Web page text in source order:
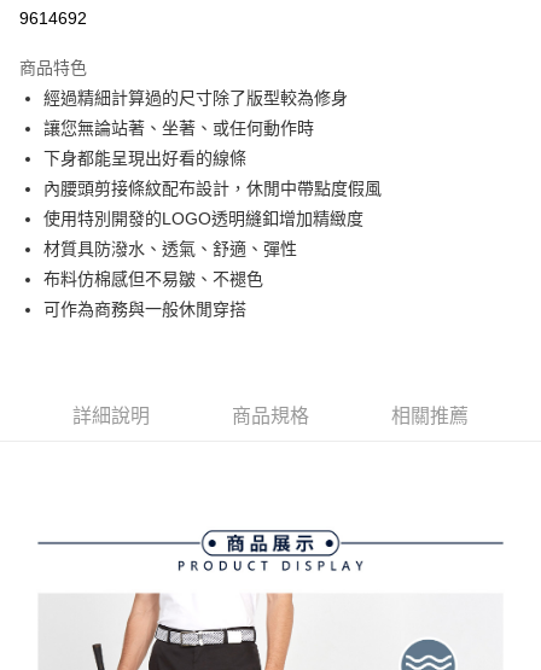
悠遊付
大哥付你分期
相關說明
【大哥付你分期使用說明】
1.本服務由台灣大哥大提供，台灣大哥大用戶可立即使用無須另外申請。
2.付款方式選擇「大哥付你分期」，訂單成立後會自動跳轉到大哥付的交易
流程，驗證手機門號後，選擇欲分期的期數、繳款截止日，確認付款後即完
成交易。
3.實際核准額度、可分期數及費用金額請依後續交易確認頁面所載為準。
4.訂單成立30分鐘內，如未前往確認交易或遇審核未通過，訂單將自動取
醒簡訊。
1.本服務係由「台灣大哥大股份有限公司」（以下簡稱本公司）所提供，讓
用戶於交易時，得透過本服務購買商品或服務，並由商店將買賣／分期付款
買賣價金債權讓與本公司後，依約使用本公司帳單繳交帳款。
2.基於同意付款使用「大哥付你分期」之契約關係目的，商店將以您的個人
資料（包含姓名、電話或地址）提供予台灣大哥大進項蒐集、處理及利用，
由本公司與您本人進行分期帳單所需資料之確認、核對及更正。
3.完整用戶服務條款，請詳閱以下連結： https://oppay.tw/userRule
AFTEE先享後付
相關說明
【關於「AFTEE先享後付」】
AFTEE先享後付是「在收到商品之後才付款」的支付方式。 讓您購物簡單
便利好安心！
１．簡單：不需註冊會員、不需綁卡、不需儲值。
【「AFTEE先享後付」結帳流程】
１．於結帳方式選擇「AFTEE先享後付」後，將跳轉至「AFTEE先享後付」
※ 請注意：結帳手續完成當下不需立刻繳費，但若您需要取消訂單，請聯絡
購買商品的店家。未經商家同意取消之訂單仍視為有效，需透過AFTEE先享
※ 交易是否成功請以「AFTEE先享後付 」之結帳頁面顯示為準，若有關於
是否繳費成功／繳費後需取消欲退款等相關疑問，請聯繫「AFTEE先享後付
客戶支援中心」
https://netprotections.freshdesk.com/support/home
ATM付款
付款後萊爾富取貨
9614692
商品特色
經過精細計算過的尺寸除了版型較為修身
讓您無論站著、坐著、或任何動作時
下身都能呈現出好看的線條
內腰頭剪接條紋配布設計，休閒中帶點度假風
使用特別開發的LOGO透明縫釦增加精緻度
材質具防潑水、透氣、舒適、彈性
布料仿棉感但不易皺、不褪色
可作為商務與一般休閒穿搭
詳細說明 商品規格 相關推薦